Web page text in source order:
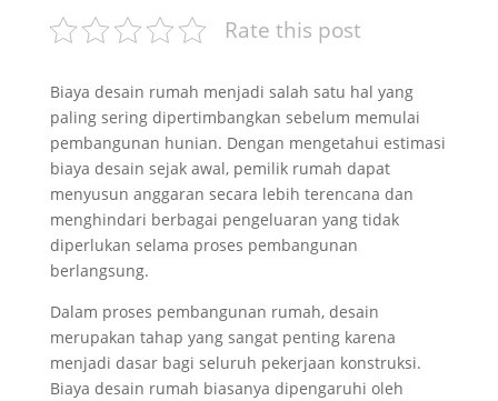
Rate this post
Biaya desain rumah menjadi salah satu hal yang
paling sering dipertimbangkan sebelum memulai
pembangunan hunian. Dengan mengetahui estimasi
biaya desain sejak awal, pemilik rumah dapat
menyusun anggaran secara lebih terencana dan
menghindari berbagai pengeluaran yang tidak
diperlukan selama proses pembangunan
berlangsung.
Dalam proses pembangunan rumah, desain
merupakan tahap yang sangat penting karena
menjadi dasar bagi seluruh pekerjaan konstruksi.
Biaya desain rumah biasanya dipengaruhi oleh